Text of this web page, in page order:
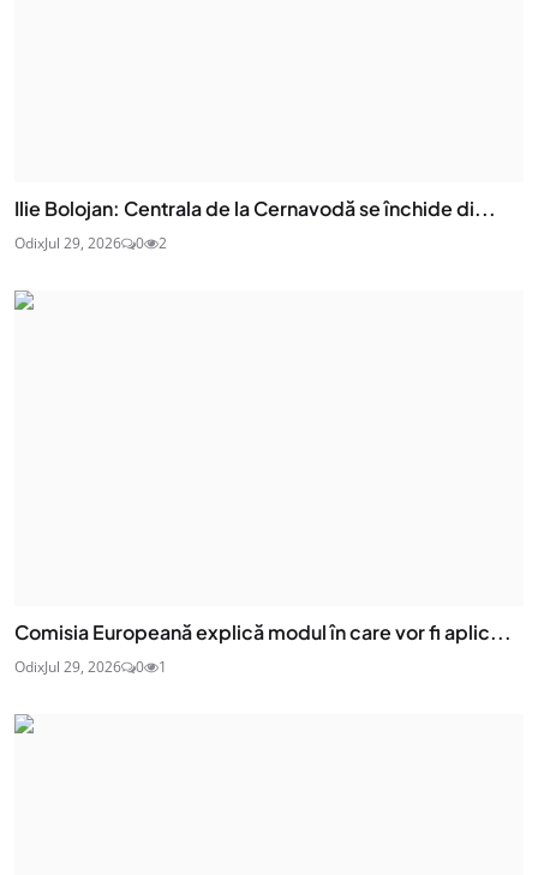
Ilie Bolojan: Centrala de la Cernavodă se închide di...
OdixJul 29, 2026 0 2
Comisia Europeană explică modul în care vor fi aplic...
OdixJul 29, 2026 0 1